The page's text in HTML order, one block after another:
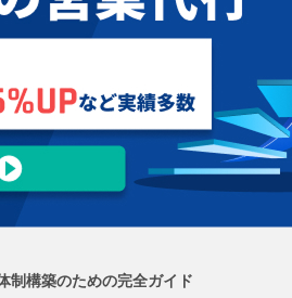
制構築のための完全ガイド